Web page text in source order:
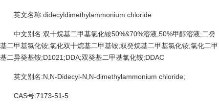
英文名称:didecyldimethylammonium chloride
中文别名:双十烷基二甲基氯化铵50%&70%溶液,50%甲醇溶液;二癸
基二甲基氯化铵;氯化双十烷基二甲基铵;双癸烷基二甲基氯化铵;氯化二甲
基二异癸基铵;D1021;DDA;双癸基二甲基氯化铵;DDAC
英文别名:N,N-Didecyl-N,N-dimethylammonium chloride;
CAS号:7173-51-5